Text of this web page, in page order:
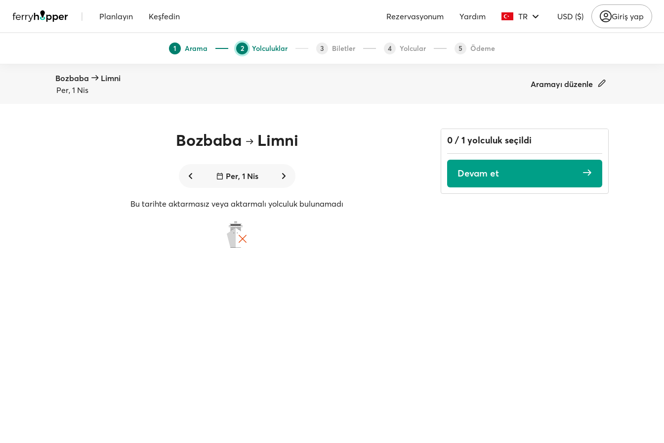
| Planlayın Keşfedin Rezervasyonum Yardım TR USD ($) Giriş yap
1 Arama 2 Yolculuklar 3 Biletler 4 Yolcular 5 Ödeme
Bozbaba
Limni
Per, 1 Nis
Aramayı düzenle
Bozbaba Limni
Per, 1 Nis
Bu tarihte aktarmasız veya aktarmalı yolculuk bulunamadı
0 / 1 yolculuk seçildi
Devam et